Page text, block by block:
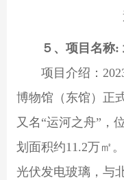
５、项目名称:
项目介绍：
博物馆（东馆）正
又名“运河之舟”，
划面积约11.2万㎡
光伏发电玻璃，与